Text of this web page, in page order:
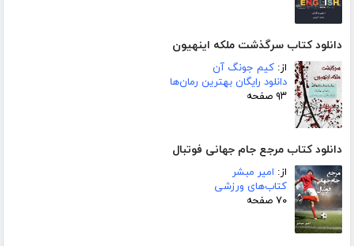
دانلود کتاب سرگذشت ملکه اینهیون
از: کیم جونگ آن
دانلود رایگان بهترین رمان‌ها
۹۳ صفحه
دانلود کتاب مرجع جام جهانی فوتبال
از: امیر مبشر
کتاب‌های ورزشی
۷۰ صفحه